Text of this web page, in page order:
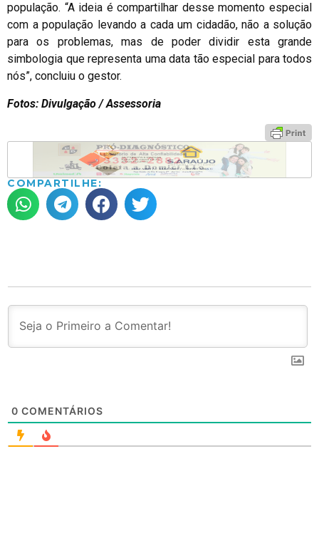
população. “A ideia é compartilhar desse momento especial
com a população levando a cada um cidadão, não a solução
para os problemas, mas de poder dividir esta grande
simbologia que representa uma data tão especial para todos
nós”, concluiu o gestor.
Fotos: Divulgação / Assessoria
COMPARTILHE:
0 COMENTÁRIOS